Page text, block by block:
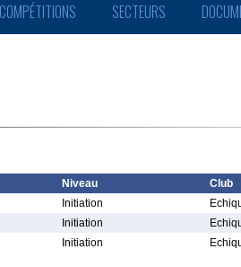
COMPÉTITIONS SECTEURS
Niveau
Club
Initiation
Initiation
Initiation